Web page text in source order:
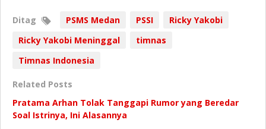
Ditag PSMS Medan PSSI
Ricky Yakobi
Ricky Yakobi Meninggal
timnas
Timnas Indonesia
Related Posts
Pratama Arhan Tolak Tanggapi Rumor yang Beredar
Soal Istrinya, Ini Alasannya